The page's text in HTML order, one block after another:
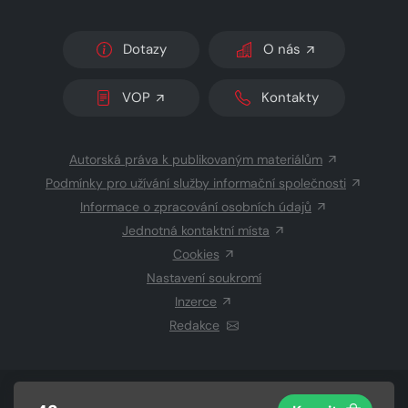
Dotazy O nás
VOP Kontakty
Autorská práva k publikovaným materiálům
Podmínky pro užívání služby informační společnosti
Informace o zpracování osobních údajů
Jednotná kontaktní místa
Cookies
Nastavení soukromí
Inzerce
Redakce
CZECH NEWS CENTER a.s.a dodavatelé